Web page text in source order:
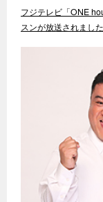
フジテレビ「ONE
スンが放送されました